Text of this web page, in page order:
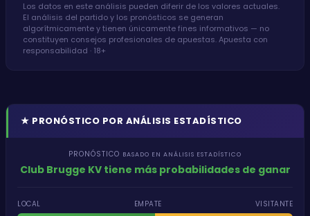
Los datos en este análisis pueden diferir de los valores actuales.
El análisis del partido y los pronósticos se generan
algorítmicamente y tienen únicamente fines informativos — no
constituyen consejos profesionales de apuestas. Apuesta con
responsabilidad · 18+
★ PRONÓSTICO POR ANÁLISIS ESTADÍSTICO
PRONÓSTICO BASADO EN ANÁLISIS ESTADÍSTICO
Club Brugge KV tiene más probabilidades de ganar
LOCAL EMPATE VISITANTE